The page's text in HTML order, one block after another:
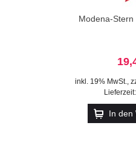
Modena-
inkl. 19% MwSt.,
In den